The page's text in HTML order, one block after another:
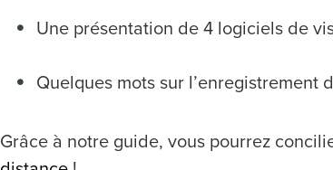
Une présentation de 4 logiciels de
Quelques mots sur l’enregistrement
Grâce à notre guide, vous pourrez